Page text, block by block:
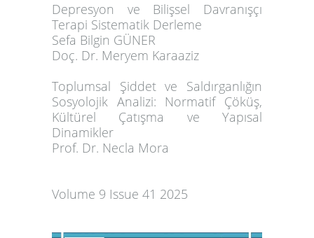
Depresyon ve Bilişsel Davranışçı
Terapi Sistematik Derleme
Sefa Bilgin GÜNER
Doç. Dr. Meryem Karaaziz
Toplumsal Şiddet ve Saldırganlığın
Sosyolojik Analizi: Normatif Çöküş,
Kültürel Çatışma ve Yapısal
Dinamikler
Prof. Dr. Necla Mora
Volume 9 Issue 41 2025